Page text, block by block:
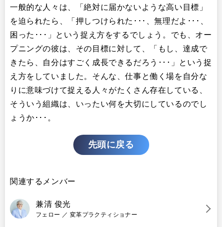
一般的な人々は、「絶対に届かないような高い目標」
を迫られたら、「押しつけられた･･･、無理だよ･･･、
困った･･･」という捉え方をするでしょう。でも、オー
プニングの彼は、その目標に対して、「もし、達成で
きたら、自分はすごく成長できるだろう･･･」という捉
え方をしていました。そんな、仕事と働く場を自分な
りに意味づけて捉える人々がたくさん存在している、
そういう組織は、いったい何を大切にしているのでし
ょうか･･･。
先頭に戻る
関連するメンバー
兼清 俊光
フェロー ／ 変革プラクティショナー